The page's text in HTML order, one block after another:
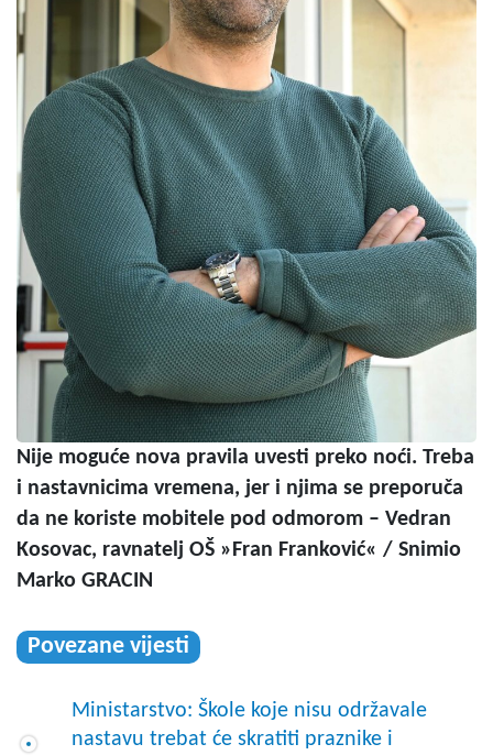
Nije moguće nova pravila uvesti preko noći. Treba
i nastavnicima vremena, jer i njima se preporuča
da ne koriste mobitele pod odmorom – Vedran
Kosovac, ravnatelj OŠ »Fran Franković« / Snimio
Marko GRACIN
Povezane vijesti
Ministarstvo: Škole koje nisu održavale
nastavu trebat će skratiti praznike i